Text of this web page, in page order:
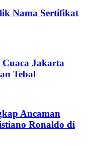
Nama Sertifikat
Jakarta
Tebal
Ancaman
Ronaldo di